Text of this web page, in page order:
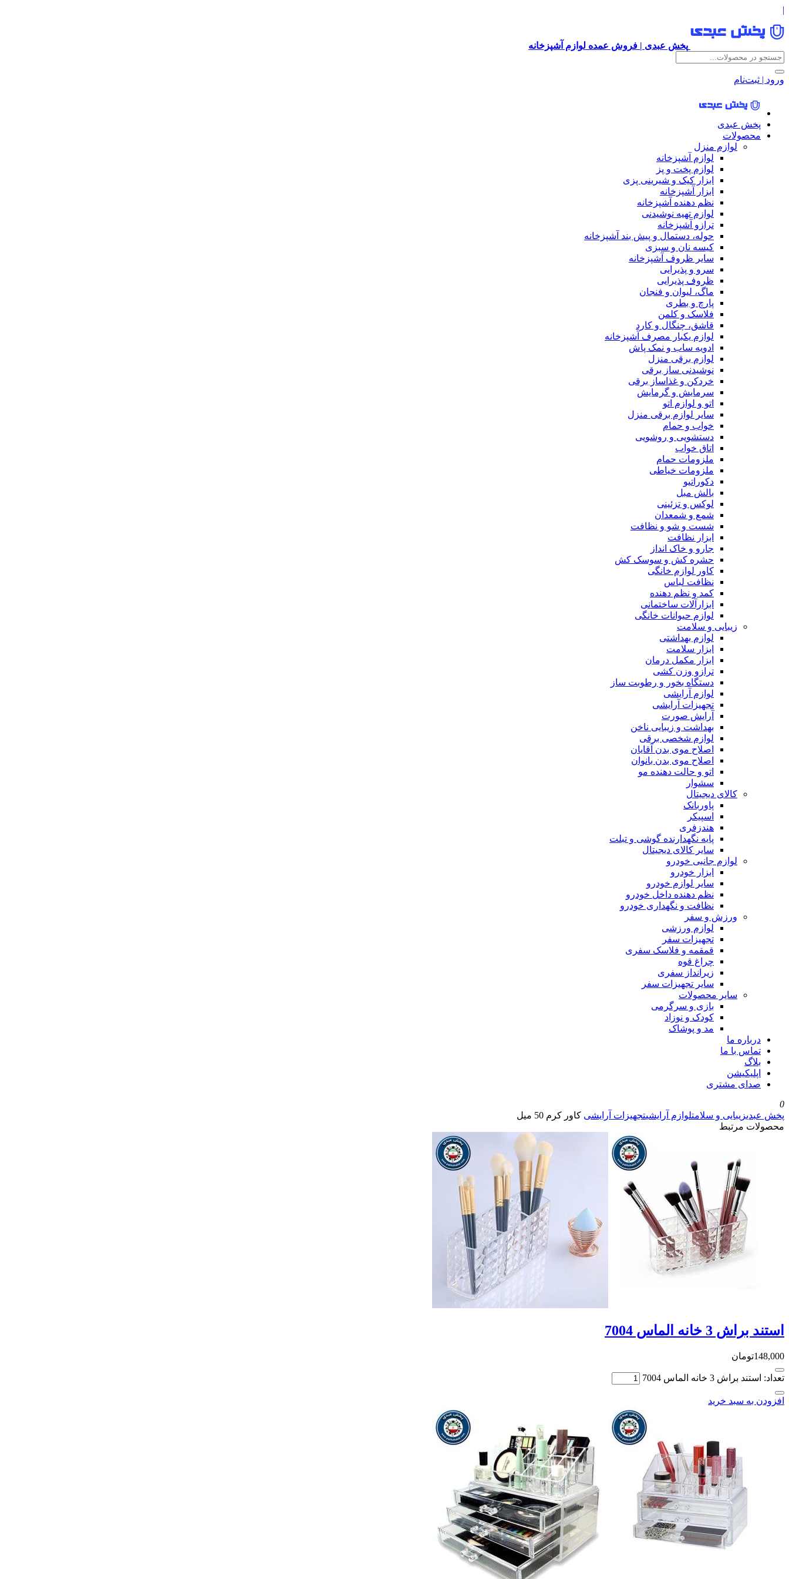
|
پخش عبدی | فروش عمده لوازم آشپزخانه
ورود | ثبت‌نام
پخش عبدی
محصولات
لوازم منزل
لوازم آشپزخانه
لوازم پخت و پز
ابزار کیک و شیرینی پزی
ابزار آشپزخانه
نظم دهنده آشپزخانه
لوازم تهیه نوشیدنی
ترازو آشپزخانه
حوله، دستمال و پیش بند آشپزخانه
کیسه نان و سبزی
سایر ظروف آشپزخانه
سرو و پذیرایی
ظروف پذیرایی
ماگ، لیوان و فنجان
پارچ و بطری
فلاسک و کلمن
قاشق، چنگال و کارد
لوازم یکبار مصرف آشپزخانه
ادویه ساب و نمک پاش
لوازم برقی منزل
نوشیدنی ساز برقی
خردکن و غذاساز برقی
سرمایش و گرمایش
اتو و لوازم اتو
سایر لوازم برقی منزل
خواب و حمام
دستشویی و روشویی
اتاق خواب
ملزومات حمام
ملزومات خیاطی
دکوراتیو
بالش مبل
لوکس و تزئینی
شمع و شمعدان
شست و شو و نظافت
ابزار نظافت
جارو و خاک انداز
حشره کش و سوسک کش
کاور لوازم خانگی
نظافت لباس
کمد و نظم دهنده
ابزارآلات ساختمانی
لوازم حیوانات خانگی
زیبایی و سلامت
لوازم بهداشتی
ابزار سلامت
ابزار مکمل درمان
ترازو وزن کشی
دستگاه بخور و رطوبت ساز
لوازم آرایشی
تجهیزات آرایشی
آرایش صورت
بهداشت و زیبایی ناخن
لوازم شخصی برقی
اصلاح موی بدن آقایان
اصلاح موی بدن بانوان
اتو و حالت دهنده مو
سشوار
کالای دیجیتال
پاوربانک
اسپیکر
هندزفری
پایه نگهدارنده گوشی و تبلت
سایر کالای دیجیتال
لوازم جانبی خودرو
ابزار خودرو
سایر لوازم خودرو
نظم دهنده داخل خودرو
نظافت و نگهداری خودرو
ورزش و سفر
لوازم ورزشی
تجهیزات سفر
قمقمه و فلاسک سفری
چراغ قوه
زیرانداز سفری
سایر تجهیزات سفر
سایر محصولات
بازی و سرگرمی
کودک و نوزاد
مد و پوشاک
درباره ما
تماس با ما
بلاگ
اپلیکیشن
صدای مشتری
0
پخش عبدیزیبایی و سلامتلوازم آرایشیتجهیزات آرایشی کاور کرم 50 میل
محصولات مرتبط
استند براش 3 خانه الماس 7004
148,000تومان
تعداد: استند براش 3 خانه الماس 7004
افزودن به سبد خرید